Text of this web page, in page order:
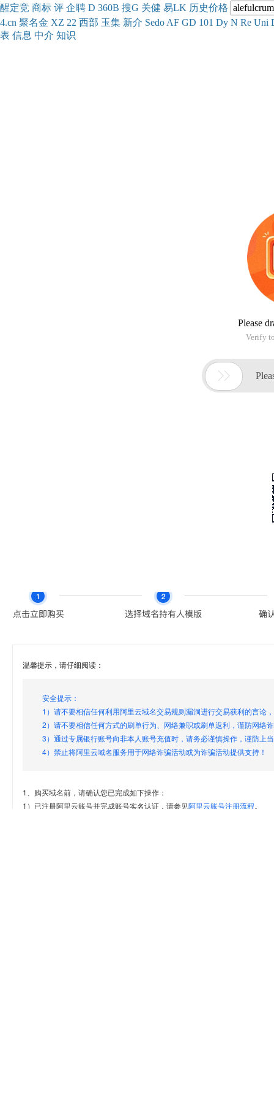
醒定竞 商标 评 企聘 D 360B 搜G 关健 易LK 历史价格
4.cn 聚名金 XZ 22 西部 玉集 新介 Sedo AF GD 101 Dy N Re Uni
表 信息 中介 知识